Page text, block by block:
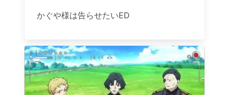
かぐや様は告らせたいED